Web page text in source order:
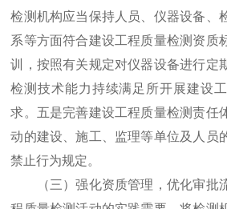
检测机构应当保持人员、仪器设备、
系等方面符合建设工程质量检测资质
训，按照有关规定对仪器设备进行定
检测技术能力持续满足所开展建设
求。五是完善建设工程质量检测责任
动的建设、施工、监理等单位及人员
禁止行为规定。
（三）强化资质管理，优化审批